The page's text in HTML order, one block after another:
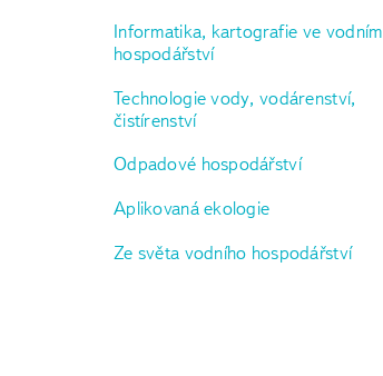
Informatika, kartografie ve vodním
hospodářství
Technologie vody, vodárenství,
čistírenství
Odpadové hospodářství
Aplikovaná ekologie
Ze světa vodního hospodářství